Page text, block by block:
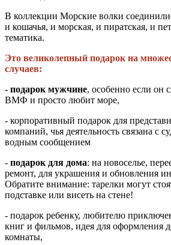
В коллекции Морские волки
и кошачья, и морская, и пиратская, и
тематика.
Это великолепный подарок на
случаев:
- подарок мужчине, особенно если он
ВМФ и просто любит море,
- корпоративный подарок для
компаний, чья деятельность связана с
водным сообщением
- подарок для дома: на новоселье,
ремонт, для украшения и обновления
Обратите внимание: тарелки могут
подставке или висеть на стене!
- подарок ребенку, любителю
книг и фильмов, идея для оформления
комнаты,